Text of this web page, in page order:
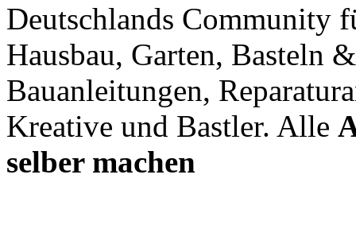
Deutschlands Community
Hausbau, Garten, Basteln
Bauanleitungen,
Kreative und Bastler. Alle
selber machen